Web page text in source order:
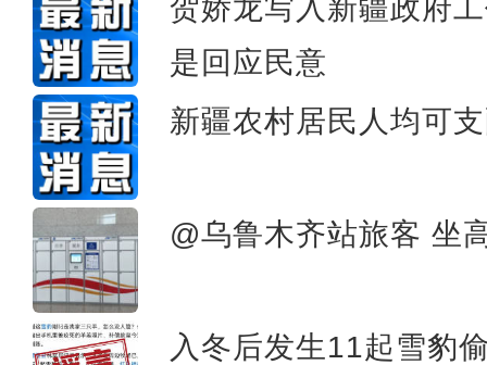
贺娇龙写入新疆政府
是回应民意
新疆农村居民人均可
@乌鲁木齐站旅客 坐
入冬后发生11起雪豹
“用生命践行为民情怀”新疆政